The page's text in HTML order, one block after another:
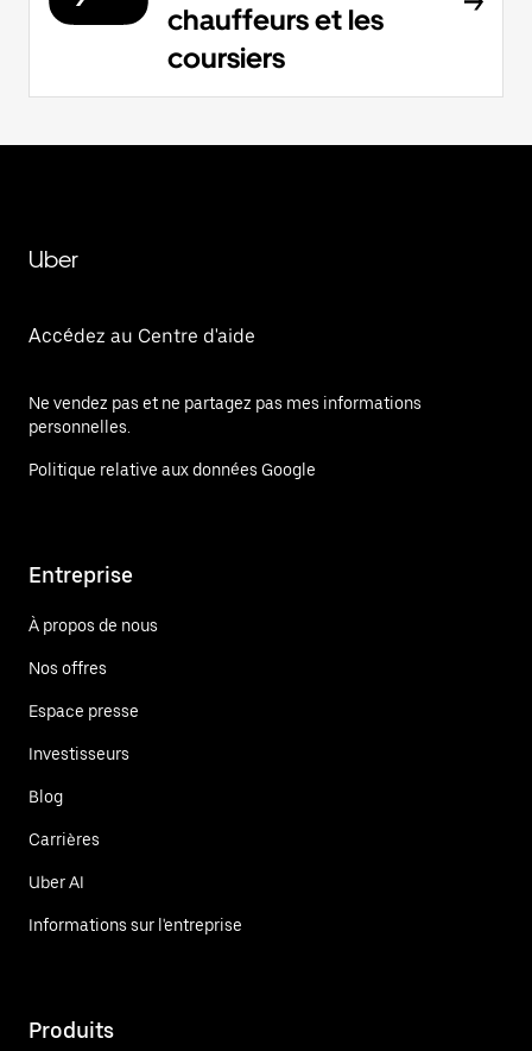
chauffeurs et les
coursiers
Uber
Accédez au Centre d'aide
Ne vendez pas et ne partagez pas mes informations
personnelles.
Politique relative aux données Google
Entreprise
À propos de nous
Nos offres
Espace presse
Investisseurs
Blog
Carrières
Uber AI
Informations sur l'entreprise
Produits